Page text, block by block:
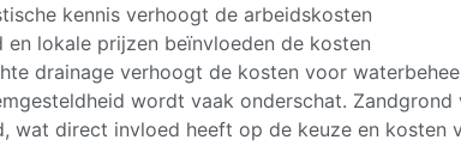
kennis verhoogt de arbeidskosten
en lokale prijzen beïnvloeden de kosten
drainage verhoogt de kosten voor
wordt vaak onderschat. Zandgrond
wat direct invloed heeft op de keuze en kosten